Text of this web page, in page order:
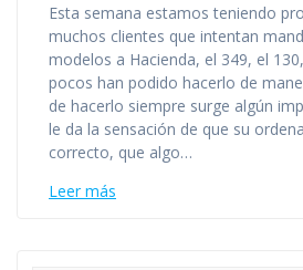
Esta semana estamos teniendo
muchos clientes que intentan
modelos a Hacienda, el 349, el
pocos han podido hacerlo de
de hacerlo siempre surge algún
le da la sensación de que su
correcto, que algo…
Leer más